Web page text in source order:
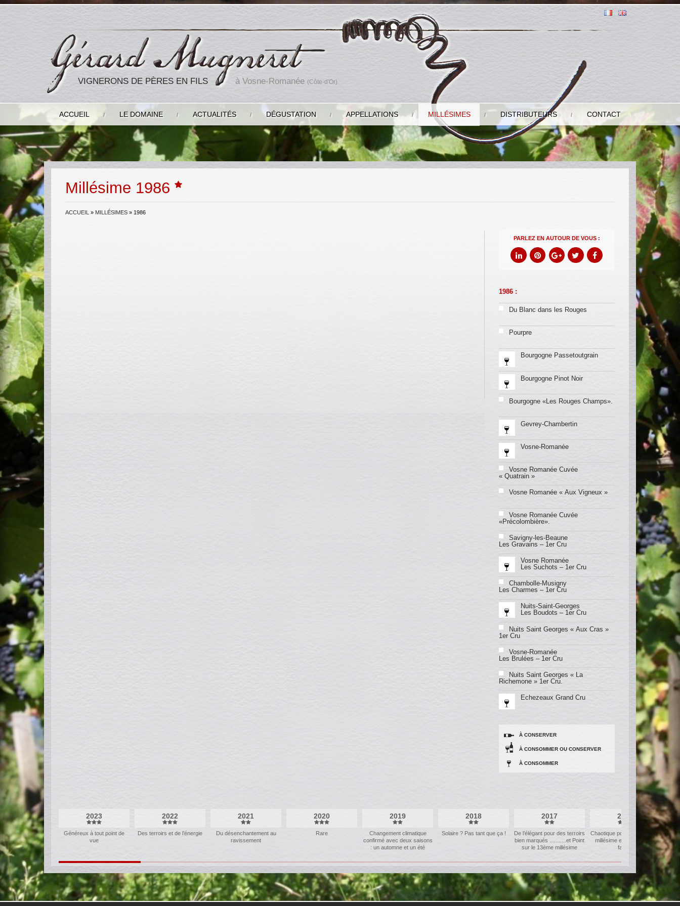
VIGNERONS DE PÈRES EN FILS à Vosne-Romanée(Côte-d'Or)
ACCUEIL LE DOMAINE ACTUALITÉS DÉGUSTATION APPELLATIONS MILLÉSIMES DISTRIBUTEURS CONTACT
Millésime 1986
ACCUEIL » MILLÉSIMES » 1986
PARLEZ EN AUTOUR DE VOUS :
1986 :
Du Blanc dans les Rouges
Pourpre
Bourgogne Passetoutgrain
Bourgogne Pinot Noir
Bourgogne «Les Rouges Champs».
Gevrey-Chambertin
Vosne-Romanée
Vosne Romanée Cuvée
« Quatrain »
Vosne Romanée « Aux Vigneux »
Vosne Romanée Cuvée
«Précolombière».
Savigny-les-Beaune
Les Gravains – 1er Cru
Vosne Romanée
Les Suchots – 1er Cru
Chambolle-Musigny
Les Charmes – 1er Cru
Nuits-Saint-Georges
Les Boudots – 1er Cru
Nuits Saint Georges « Aux Cras »
1er Cru
Vosne-Romanée
Les Brulées – 1er Cru
Nuits Saint Georges « La
Richemone » 1er Cru.
Echezeaux Grand Cru
À CONSERVER
À CONSOMMER OU CONSERVER
À CONSOMMER
2023
Généreux à tout point de
vue
2022
Des terroirs et de l’énergie
2021
Du désenchantement au
ravissement
2020
Rare
2019
Changement climatique
confirmé avec deux saisons
: un automne et un été
2018
Solaire ? Pas tant que ça !
2017
De l’élégant pour des terroirs
bien marqués ...........et Point
sur le 13ème millésime
2016
Chaotique pour un très beau
millésime et des volumes
faibles
Un